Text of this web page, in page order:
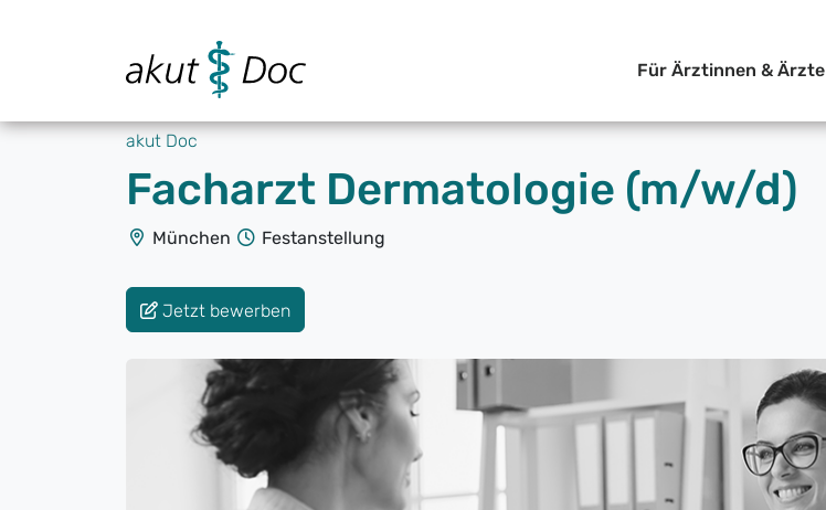
Für Ärztinnen & Ärzte
akut Doc
Facharzt Dermatologie (m/w/d)
München Festanstellung
Jetzt bewerben